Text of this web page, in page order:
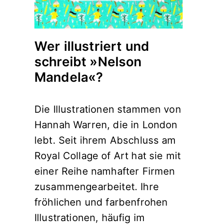
Wer illustriert und
schreibt »Nelson
Mandela«?
Die Illustrationen stammen von
Hannah Warren, die in London
lebt. Seit ihrem Abschluss am
Royal Collage of Art hat sie mit
einer Reihe namhafter Firmen
zusammengearbeitet. Ihre
fröhlichen und farbenfrohen
Illustrationen, häufig im